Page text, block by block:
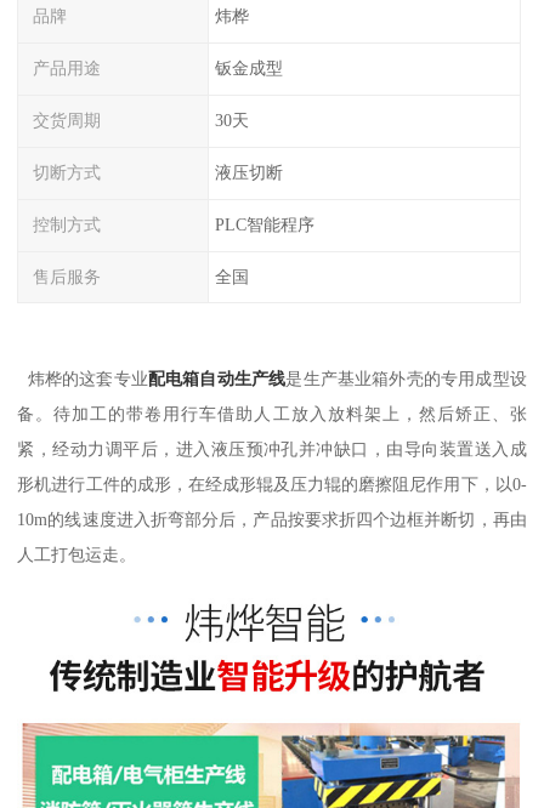
品牌 炜桦
产品用途 钣金成型
交货周期 30天
切断方式 液压切断
控制方式 PLC智能程序
售后服务 全国
炜桦的这套专业配电箱自动生产线是生产基业箱外壳的专用成型设
备。待加工的带卷用行车借助人工放入放料架上，然后矫正、张
紧，经动力调平后，进入液压预冲孔并冲缺口，由导向装置送入成
形机进行工件的成形，在经成形辊及压力辊的磨擦阻尼作用下，以0-
10m的线速度进入折弯部分后，产品按要求折四个边框并断切，再由
人工打包运走。